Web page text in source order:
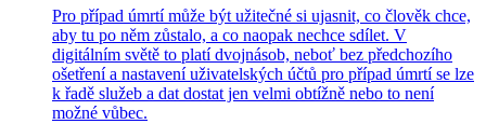
Pro případ úmrtí může být užitečné si ujasnit, co člověk chce,
aby tu po něm zůstalo, a co naopak nechce sdílet. V
digitálním světě to platí dvojnásob, neboť bez předchozího
ošetření a nastavení uživatelských účtů pro případ úmrtí se lze
k řadě služeb a dat dostat jen velmi obtížně nebo to není
možné vůbec.